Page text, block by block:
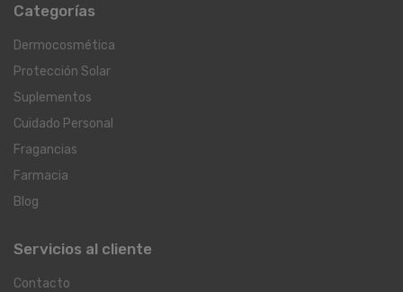
Categorías
Dermocosmética
Protección Solar
Suplementos
Cuidado Personal
Fragancias
Farmacia
Blog
Servicios al cliente
Contacto